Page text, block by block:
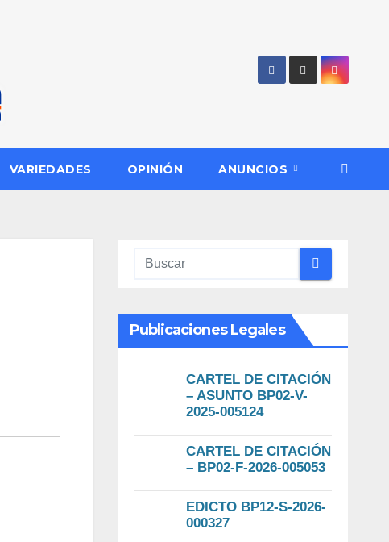
VARIEDADES OPINIÓN ANUNCIOS
Publicaciones Legales
CARTEL DE CITACIÓN
– ASUNTO BP02-V-
2025-005124
CARTEL DE CITACIÓN
– BP02-F-2026-005053
EDICTO BP12-S-2026-
000327